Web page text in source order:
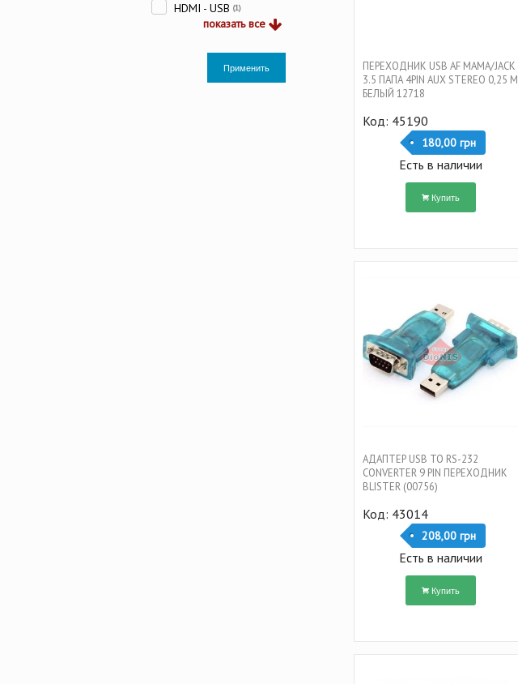
HDMI - USB (1)
показать все
Применить
ПЕРЕХОДНИК USB AF МАМА/JACK
3.5 ПАПА 4PIN AUX STEREO 0,25 М
БЕЛЫЙ 12718
Код: 45190
180,00 грн
Есть в наличии
Купить
АДАПТЕР USB TO RS-232
CONVERTER 9 PIN ПЕРЕХОДНИК
BLISTER (00756)
Код: 43014
208,00 грн
Есть в наличии
Купить